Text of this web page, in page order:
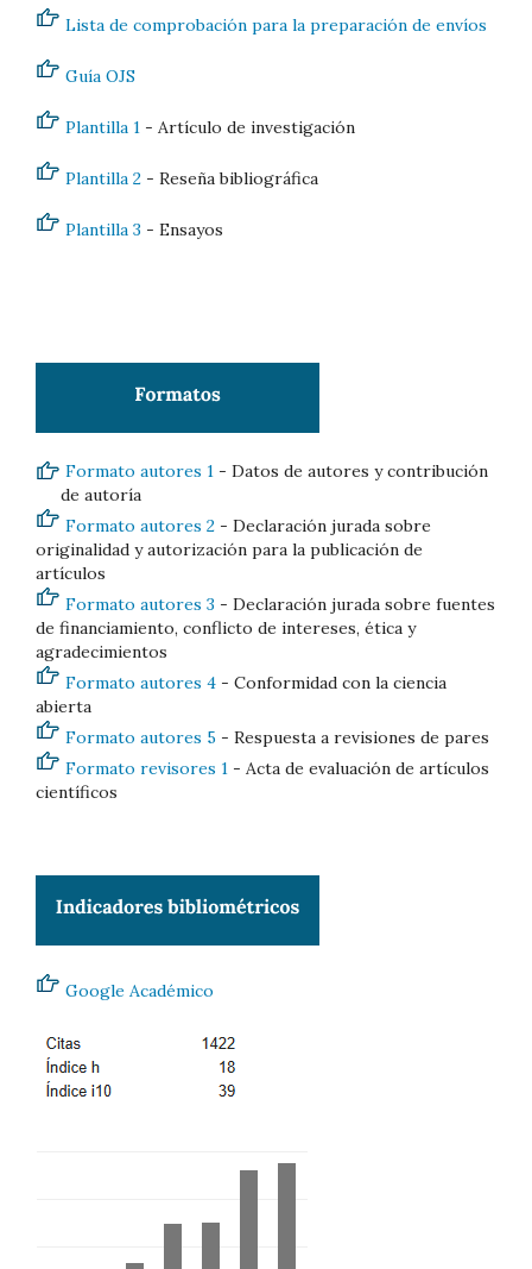
Lista de comprobación para la preparación de envíos
Guía OJS
Plantilla 1 - Artículo de investigación
Plantilla 2 - Reseña bibliográfica
Plantilla 3 - Ensayos
Formato autores 1 - Datos de autores y contribución
de autoría
Formato autores 2 - Declaración jurada sobre
originalidad y autorización para la publicación de
artículos
Formato autores 3 - Declaración jurada sobre fuentes
de financiamiento, conflicto de intereses, ética y
agradecimientos
Formato autores 4 - Conformidad con la ciencia
abierta
Formato autores 5 - Respuesta a revisiones de pares
Formato revisores 1 - Acta de evaluación de artículos
científicos
Google Académico